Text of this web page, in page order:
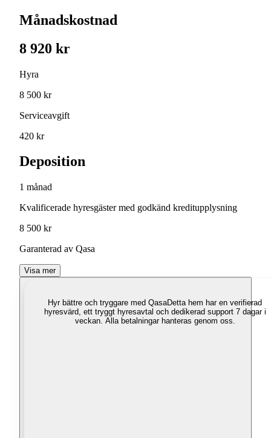
Månadskostnad
8 920 kr
Hyra
8 500 kr
Serviceavgift
420 kr
Deposition
1 månad
Kvalificerade hyresgäster med godkänd kreditupplysning
8 500 kr
Garanterad av Qasa
Visa mer
Hyr bättre och tryggare med QasaDetta hem har en verifierad
hyresvärd, ett tryggt hyresavtal och dedikerad support 7 dagar i
veckan. Alla betalningar hanteras genom oss.